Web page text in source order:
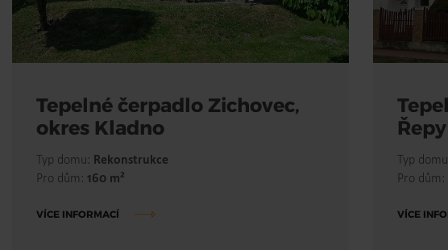
Tepelné čerpadlo Zichovec,
okres Kladno
Typ domu: Rekonstrukce
Pro dům: 160 m2
VÍCE INFORMACÍ
Řepy
Typ
Pro dům:
VÍCE